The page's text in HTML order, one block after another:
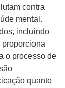
contra
mental.
incluindo
o processo de
quanto